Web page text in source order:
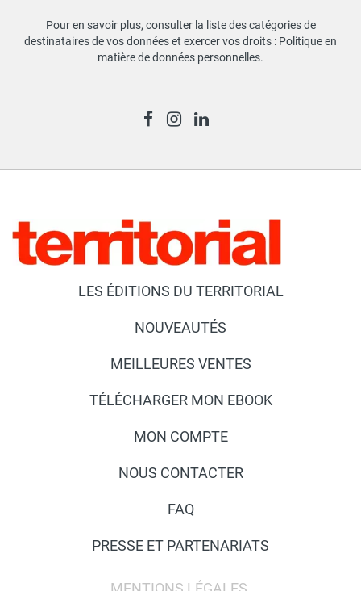
Pour en savoir plus, consulter la liste des catégories de
destinataires de vos données et exercer vos droits : Politique en
matière de données personnelles.
LES ÉDITIONS DU TERRITORIAL
NOUVEAUTÉS
MEILLEURES VENTES
TÉLÉCHARGER MON EBOOK
MON COMPTE
NOUS CONTACTER
FAQ
PRESSE ET PARTENARIATS